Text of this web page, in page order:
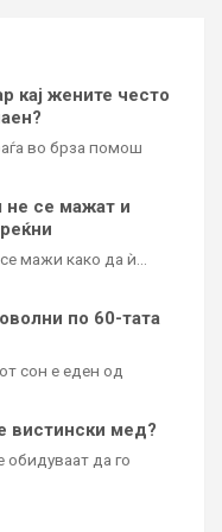
кај жените често
во брза помош
не се мажат и
мажи како да ѝ…
по 60-тата
сон е еден од
вистински мед?
обидуваат да го